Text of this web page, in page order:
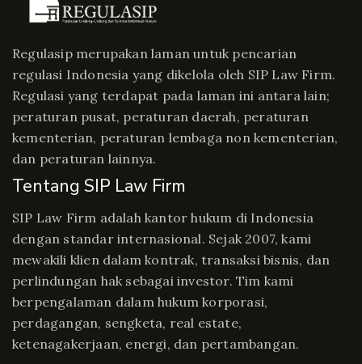
Regulasip merupakan laman untuk pencarian
regulasi Indonesia yang dikelola oleh SIP Law Firm.
Regulasi yang terdapat pada laman ini antara lain;
peraturan pusat, peraturan daerah, peraturan
kementerian, peraturan lembaga non kementerian,
dan peraturan lainnya.
Tentang SIP Law Firm
SIP Law Firm adalah kantor hukum di Indonesia
dengan standar internasional. Sejak 2007, kami
mewakili klien dalam kontrak, transaksi bisnis, dan
perlindungan hak sebagai investor. Tim kami
berpengalaman dalam hukum korporasi,
perdagangan, sengketa, real estate,
ketenagakerjaan, energi, dan pertambangan.